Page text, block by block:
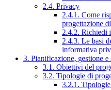
2.4. Privacy
2.4.1. Come
progettazione
2.4.2. Richiedi
2.4.3. Le basi
informativa
3. Pianificazione, gestione e
3.1. Obiettivi del
3.2. Tipologie di
3.2.1.